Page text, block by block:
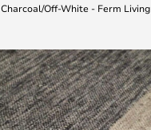
Off-White - Ferm Living